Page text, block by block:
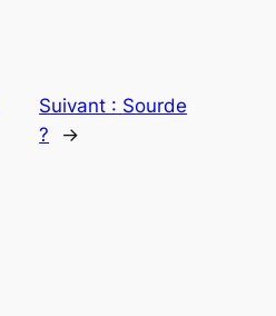
Suivant : Sourde
?
→